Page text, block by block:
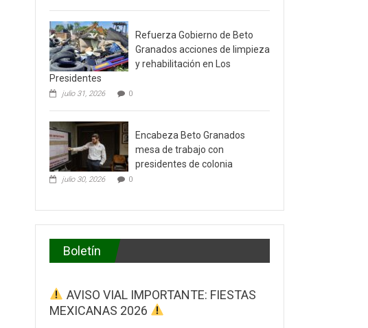
Refuerza Gobierno de Beto
Granados acciones de limpieza
y rehabilitación en Los
Presidentes
julio 31, 2026 0
Encabeza Beto Granados
mesa de trabajo con
presidentes de colonia
julio 30, 2026 0
Boletín
AVISO VIAL IMPORTANTE: FIESTAS
MEXICANAS 2026